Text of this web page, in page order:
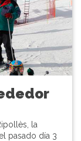
la
pasado día 3